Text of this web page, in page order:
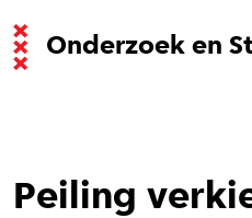
Onderzoek en
Peiling